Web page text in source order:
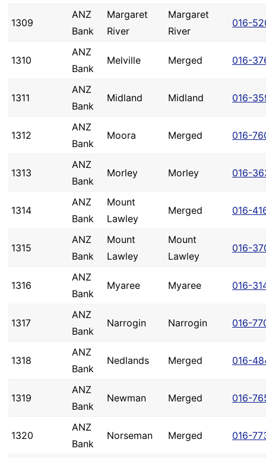
1309
ANZ
Bank
Margaret
River
Margaret
River
016-
1310
ANZ
Bank
Melville Merged 016-
1311
ANZ
Bank
Midland Midland 016-
1312
ANZ
Bank
Moora Merged 016-
1313
ANZ
Bank
Morley Morley 016-
1314
ANZ
Bank
Mount
Lawley
Merged 016-
1315
ANZ
Bank
Mount
Lawley
Mount
Lawley
016-
1316
ANZ
Bank
Myaree Myaree 016-
1317
ANZ
Bank
Narrogin Narrogin 016-
1318
ANZ
Bank
Nedlands Merged 016-
1319
ANZ
Bank
Newman Merged 016-
1320
ANZ
Bank
Norseman Merged 016-